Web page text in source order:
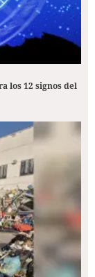
los 12 signos del